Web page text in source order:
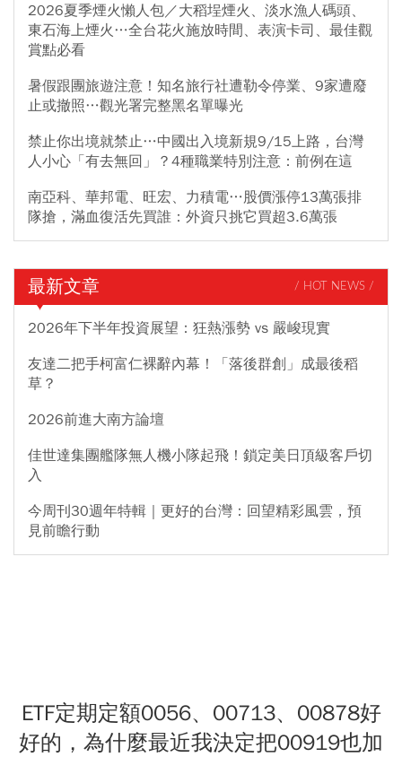
2026夏季煙火懶人包／大稻埕煙火、淡水漁人碼頭、
東石海上煙火…全台花火施放時間、表演卡司、最佳觀
賞點必看
暑假跟團旅遊注意！知名旅行社遭勒令停業、9家遭廢
止或撤照…觀光署完整黑名單曝光
禁止你出境就禁止…中國出入境新規9/15上路，台灣
人小心「有去無回」？4種職業特別注意：前例在這
南亞科、華邦電、旺宏、力積電…股價漲停13萬張排
隊搶，滿血復活先買誰：外資只挑它買超3.6萬張
最新文章 / HOT NEWS /
2026年下半年投資展望：狂熱漲勢 vs 嚴峻現實
友達二把手柯富仁裸辭內幕！「落後群創」成最後稻
草？
2026前進大南方論壇
佳世達集團艦隊無人機小隊起飛！鎖定美日頂級客戶切
入
今周刊30週年特輯｜更好的台灣：回望精彩風雲，預
見前瞻行動
ETF定期定額0056、00713、00878好
好的，為什麼最近我決定把00919也加